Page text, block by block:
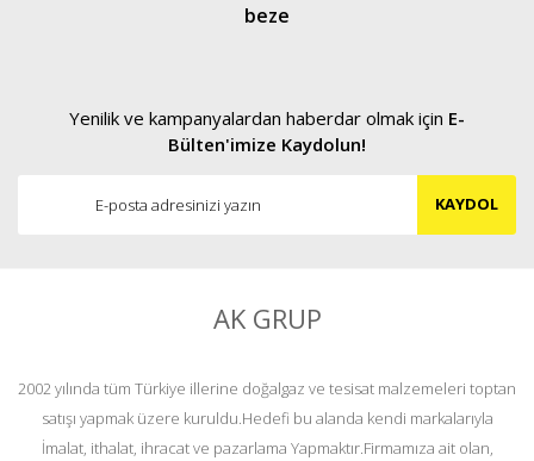
beze
Yenilik ve kampanyalardan haberdar olmak için E-
Bülten'imize Kaydolun!
KAYDOL
AK GRUP
2002 yılında tüm Türkiye illerine doğalgaz ve tesisat malzemeleri toptan
satışı yapmak üzere kuruldu.Hedefi bu alanda kendi markalarıyla
İmalat, ithalat, ihracat ve pazarlama Yapmaktır.Firmamıza ait olan,